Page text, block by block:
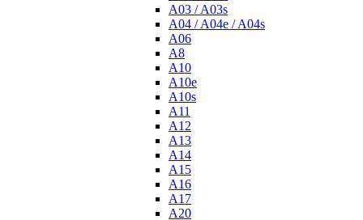
A03 / A03s
A04 / A04e / A04s
A06
A8
A10
A10e
A10s
A11
A12
A13
A14
A15
A16
A17
A20